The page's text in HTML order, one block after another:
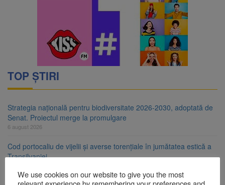
TOP ȘTIRI
Strategia națională pentru biodiversitate 2026-2030, adoptată de
Senat. Proiectul merge la promulgare
6 august 2026
Cod portocaliu de vijelii și averse torențiale în jumătatea estică a
Transilvaniei
We use cookies on our website to give you the most